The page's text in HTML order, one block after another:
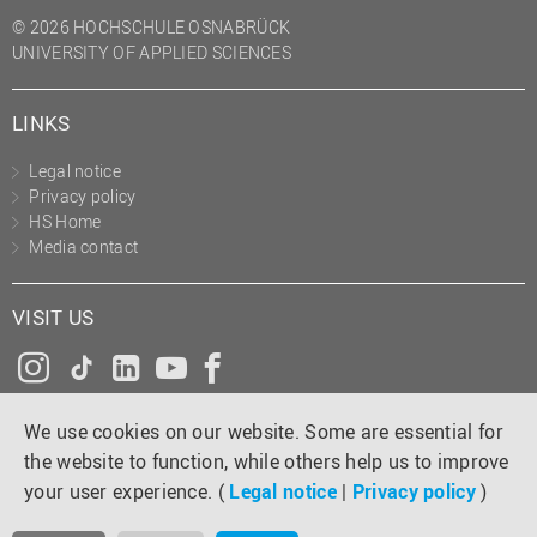
We use cookies on our website. Some are essential for
the website to function, while others help us to improve
your user experience. ( Legal notice | Privacy policy)
(PMO)
Prozessmanagement
Studierendensekretariat
Studium und Lehre
Transfer- und
Innovationsmanagement
© 2026 HOCHSCHULE OSNABRÜCK
UNIVERSITY OF APPLIED SCIENCES
LINKS
Legal notice
Privacy policy
HS Home
Media contact
VISIT US
Instagram
Tiktok
LinkedInYouTube